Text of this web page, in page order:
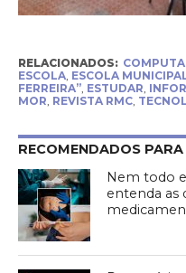
RELACIONADOS:
ESCOLA, ESCOLA
FERREIRA”, ESTUDAR,
MOR, REVISTA RMC,
RECOMENDADOS
Nem todo
entenda as